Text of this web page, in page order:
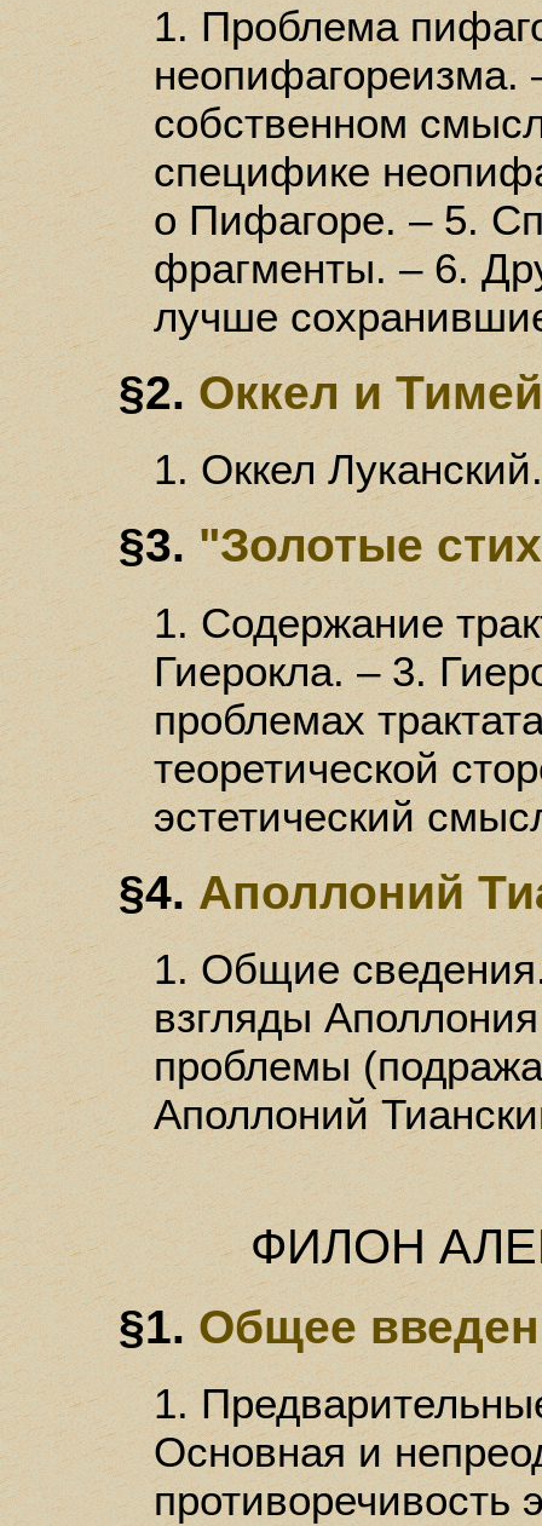
1. Проблема
неопифагореизма.
собственном
специфике
о Пифагоре. – 5.
фрагменты. – 6.
лучше
§2.Оккел и Тимей
1. Оккел
§3."Золотые
1. Содержание
Гиерокла. – 3.
проблемах
теоретической
эстетический
§4. Аполлоний
1. Общие
взгляды
проблемы
Аполлоний
ФИЛОН
§1. Общее
1.
Основная и
противоречивость